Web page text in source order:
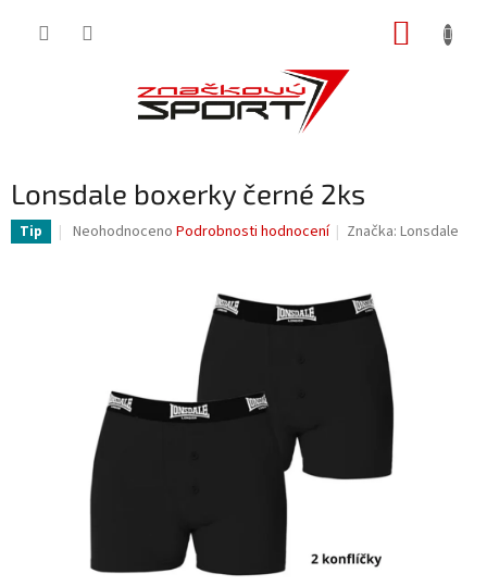
Lonsdale boxerky černé 2ks
Tip
Průměrné
Neohodnoceno Podrobnosti hodnocení Značka:Lonsdale